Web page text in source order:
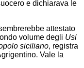
e dichiarava le
attestato
volume degli Usi
siciliano, registra
Vale la